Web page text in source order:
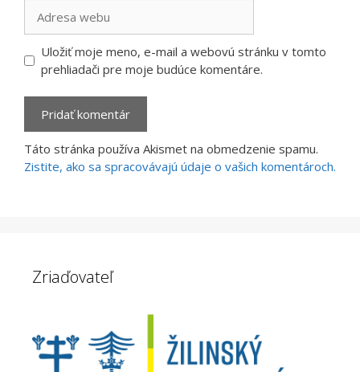
webu
Uložiť moje meno, e-mail a webovú stránku v tomto
prehliadači pre moje budúce komentáre.
Táto stránka používa Akismet na obmedzenie spamu.
Zistite, ako sa spracovávajú údaje o vašich komentároch.
Zriaďovateľ